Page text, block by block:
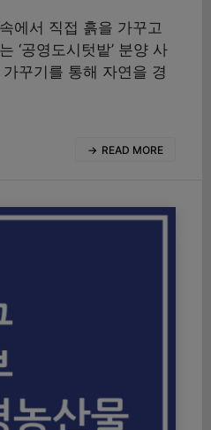
에서 직접 흙을 가꾸고
‘공영도시텃밭’ 분양 사
꾸기를 통해 자연을 경
READ MORE